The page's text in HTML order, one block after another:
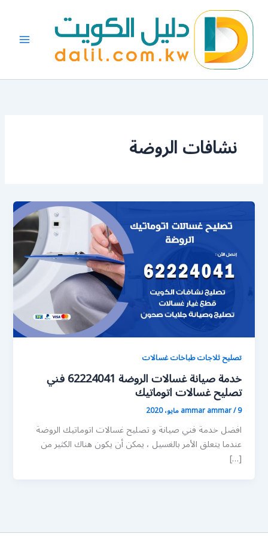
المحتوى
نشافات الروضة
تصليح ثلاجات طباخات غسالات
خدمة صيانة غسالات الروضة 62224041 فني
تصليح غسالات اتوماتيك
ammar ammar/9 مايو، 2020
افضل خدمة فني صيانة و تصليح غسالات اتوماتيك الروضة
عندما يتعلق الأمر بالغسيل ، يمكن أن يكون هناك الكثير من
[…]